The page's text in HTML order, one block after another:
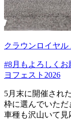
クラウンロイヤル
#8月もよろしくお
ヨフェスト2026
5月末に開催され
枠に選んでいただ
車種も沢山いて見